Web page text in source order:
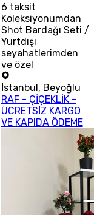
6 taksit
Koleksiyonumdan
Shot Bardağı Seti /
Yurtdışı
seyahatlerimden
ve özel
İstanbul, Beyoğlu
RAF - ÇİÇEKLİK -
ÜCRETSİZ KARGO
VE KAPIDA ÖDEME